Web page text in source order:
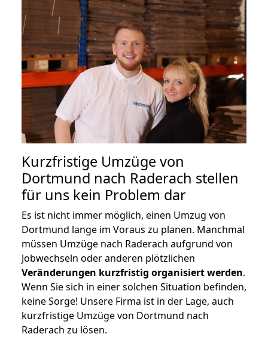
Kurzfristige Umzüge von
Dortmund nach Raderach stellen
für uns kein Problem dar
Es ist nicht immer möglich, einen Umzug von
Dortmund lange im Voraus zu planen. Manchmal
müssen Umzüge nach Raderach aufgrund von
Jobwechseln oder anderen plötzlichen
Veränderungen kurzfristig organisiert werden.
Wenn Sie sich in einer solchen Situation befinden,
keine Sorge! Unsere Firma ist in der Lage, auch
kurzfristige Umzüge von Dortmund nach
Raderach zu lösen.